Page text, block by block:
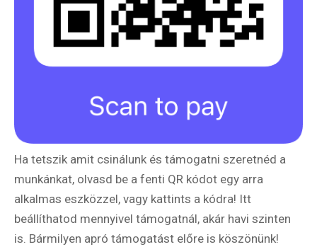
Ha tetszik amit csinálunk és támogatni szeretnéd a
munkánkat, olvasd be a fenti QR kódot egy arra
alkalmas eszközzel, vagy kattints a kódra! Itt
beállíthatod mennyivel támogatnál, akár havi szinten
is. Bármilyen apró támogatást előre is köszönünk!